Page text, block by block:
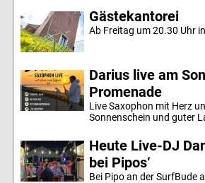
Gästekantorei
Ab Freitag um 20.30 Uhr
Darius live am
Promenade
Live Saxophon mit Herz
Sonnenschein und guter
Heute Live-DJ
bei Pipos‘
Bei Pipo an der SurfBude